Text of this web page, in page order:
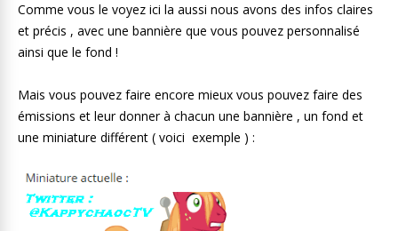
Comme vous le voyez ici la aussi nous avons des infos claires
et précis , avec une bannière que vous pouvez personnalisé
ainsi que le fond !
Mais vous pouvez faire encore mieux vous pouvez faire des
émissions et leur donner à chacun une bannière , un fond et
une miniature différent ( voici exemple ) :